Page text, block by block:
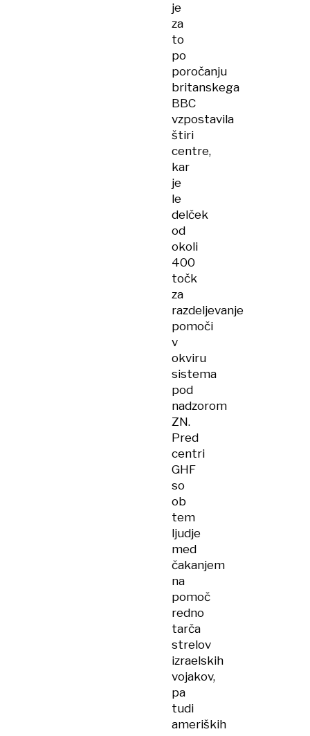
je
za
to
po
poročanju
britanskega
BBC
vzpostavila
štiri
centre,
kar
je
le
delček
od
okoli
400
točk
za
razdeljevanje
pomoči
v
okviru
sistema
pod
nadzorom
ZN.
Pred
centri
GHF
so
ob
tem
ljudje
med
čakanjem
na
pomoč
redno
tarča
strelov
izraelskih
vojakov,
pa
tudi
ameriških